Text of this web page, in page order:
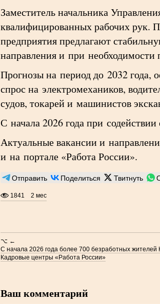
Заместитель начальника
квалифицированных рабочих рук.
предприятия предлагают
направления и при необходимости
Прогнозы на период до 2032 года,
спрос на электромехаников,
судов, токарей и машинистов
С начала 2026 года при
Актуальные вакансии и
и на портале «Работа России».
Отправить Поделиться Твитнуть
1841 2 мес
⌥ ←
С начала 2026 года более 700 безработных жителей
Кадровые центры «Работа России»
Ваш комментарий